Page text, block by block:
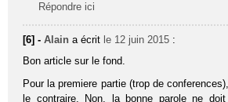
Répondre ici
[6] -Alain a écrit le 12 juin 2015 :
Bon article sur le fond.
Pour la premiere partie (trop de
le contraire. Non, la bonne parole ne